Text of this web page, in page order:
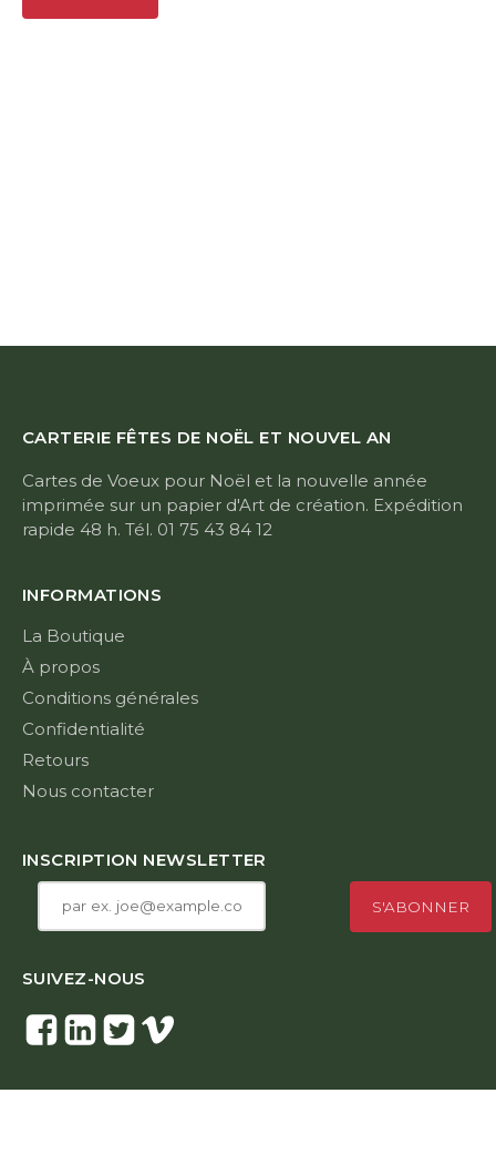
CARTERIE FÊTES DE NOËL ET NOUVEL AN
Cartes de Voeux pour Noël et la nouvelle année
imprimée sur un papier d'Art de création. Expédition
rapide 48 h. Tél. 01 75 43 84 12
INFORMATIONS
La Boutique
À propos
Conditions générales
Confidentialité
Retours
Nous contacter
INSCRIPTION NEWSLETTER
SUIVEZ-NOUS